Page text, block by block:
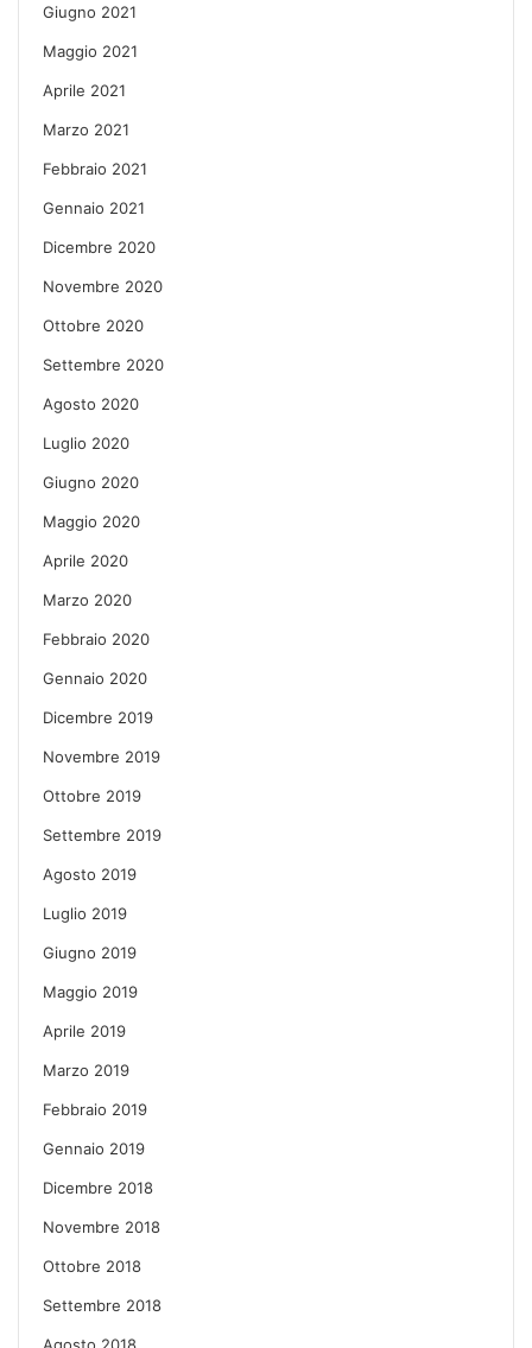
Giugno 2021
Maggio 2021
Aprile 2021
Marzo 2021
Febbraio 2021
Gennaio 2021
Dicembre 2020
Novembre 2020
Ottobre 2020
Settembre 2020
Agosto 2020
Luglio 2020
Giugno 2020
Maggio 2020
Aprile 2020
Marzo 2020
Febbraio 2020
Gennaio 2020
Dicembre 2019
Novembre 2019
Ottobre 2019
Settembre 2019
Agosto 2019
Luglio 2019
Giugno 2019
Maggio 2019
Aprile 2019
Marzo 2019
Febbraio 2019
Gennaio 2019
Dicembre 2018
Novembre 2018
Ottobre 2018
Settembre 2018